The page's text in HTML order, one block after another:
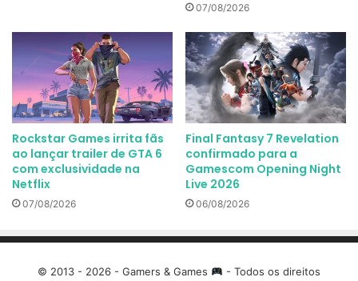
07/08/2026
Rockstar Games irrita fãs
ao lançar trailer de GTA 6
com exclusividade na
Netflix
07/08/2026
Final Fantasy 7 Revelation
confirmado para a
Gamescom Opening Night
Live 2026
06/08/2026
© 2013 - 2026 - Gamers & Games - Todos os direitos